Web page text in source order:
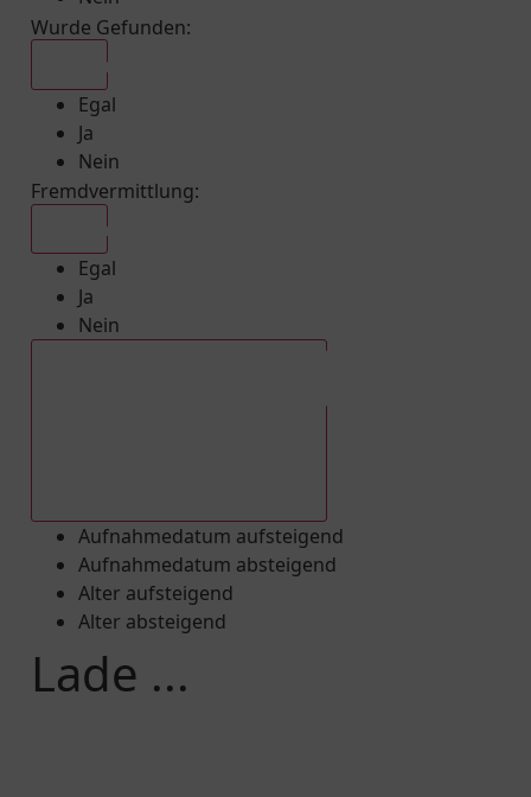
Wurde Gefunden:
Egal
Ja
Nein
Fremdvermittlung:
Egal
Ja
Nein
Aufnahmedatum aufsteigend
Aufnahmedatum absteigend
Alter aufsteigend
Alter absteigend
Lade ...